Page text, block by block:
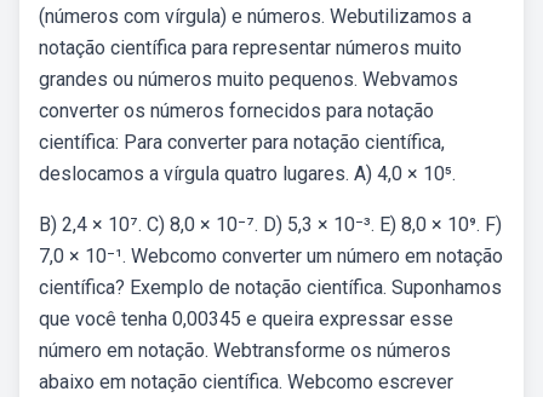
(números com vírgula) e números. Webutilizamos a
notação científica para representar números muito
grandes ou números muito pequenos. Webvamos
converter os números fornecidos para notação
científica: Para converter para notação científica,
deslocamos a vírgula quatro lugares. A) 4,0 × 10⁵.
B) 2,4 × 10⁷. C) 8,0 × 10⁻⁷. D) 5,3 × 10⁻³. E) 8,0 × 10⁹. F)
7,0 × 10⁻¹. Webcomo converter um número em notação
científica? Exemplo de notação científica. Suponhamos
que você tenha 0,00345 e queira expressar esse
número em notação. Webtransforme os números
abaixo em notação científica. Webcomo escrever